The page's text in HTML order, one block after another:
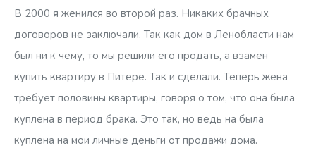
В 2000 я женился во второй раз. Никаких брачных
договоров не заключали. Так как дом в Ленобласти нам
был ни к чему, то мы решили его продать, а взамен
купить квартиру в Питере. Так и сделали. Теперь жена
требует половины квартиры, говоря о том, что она была
куплена в период брака. Это так, но ведь на была
куплена на мои личные деньги от продажи дома.